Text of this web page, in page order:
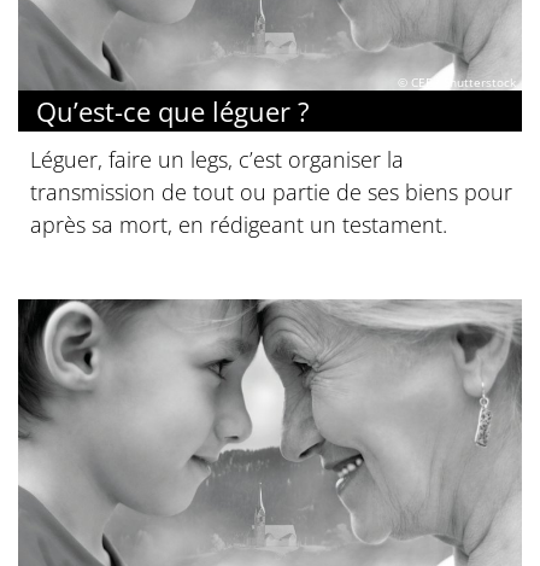
© CEF / Shutterstock
Qu’est-ce que léguer ?
Léguer, faire un legs, c’est organiser la
transmission de tout ou partie de ses biens pour
après sa mort, en rédigeant un testament.